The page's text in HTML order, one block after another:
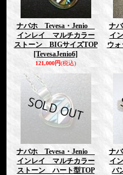
ナバホ Tevesa・Jenio
インレイ マルチカラー
ストーン BIGサイズTOP
[TevesaJenio6]
121,000円(税込)
ナ
イ
ウ
ナバホ Tevesa・Jenio
インレイ マルチカラー
ストーン ハート型TOP
ナ
イ
バ